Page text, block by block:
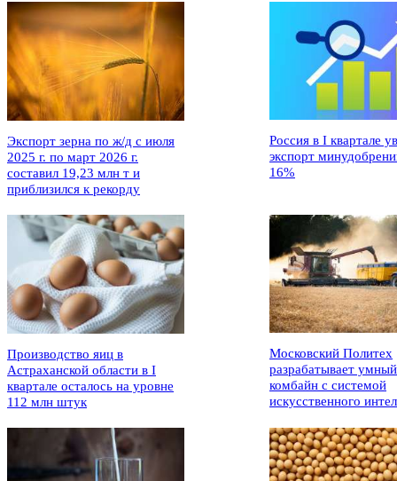
Экспорт зерна по ж/д с июля
2025 г. по март 2026 г.
составил 19,23 млн т и
приблизился к рекорду
Россия в I квартале
экспорт
16%
Производство яиц в
Астраханской области в I
квартале осталось на уровне
112 млн штук
Московский Политех
разрабатывает умный
комбайн с системой
искусственного